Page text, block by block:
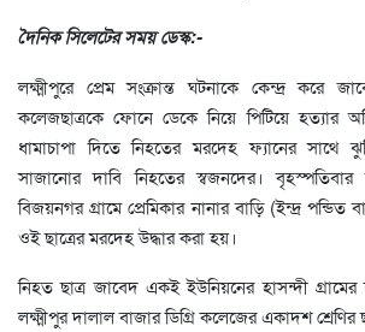
দৈনিক সিলেটের সময় ডেস্ক:-
লক্ষ্মীপুরে প্রেম সংক্রান্ত ঘটনাকে কেন্দ্র করে
কলেজছাত্রকে ফোনে ডেকে নিয়ে পিটিয়ে হত্যার
ধামাচাপা দিতে নিহতের মরদেহ ফ্যানের সাথে
সাজানোর দাবি নিহতের স্বজনদের।
বিজয়নগর গ্রামে প্রেমিকার নানার বাড়ি (ইন্দ্র পন্ডিত
ওই ছাত্রের মরদেহ উদ্ধার করা হয়।
নিহত ছাত্র জাবেদ একই ইউনিয়নের হাসন্দী
লক্ষ্মীপুর দালাল বাজার ডিগ্রি কলেজের একাদশ শ্রেণির